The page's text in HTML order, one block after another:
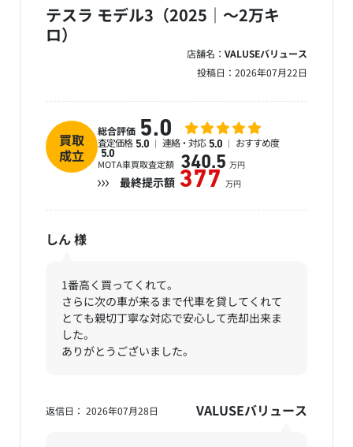
テスラ モデル3（2025｜～2万キ
ロ）
店舗名： VALUSEバリュース
投稿日： 2026年07月22日
買取
成立
総合評価 5.0
査定価格 5.0 連絡・対応 5.0 おすすめ度
5.0
MOTA車買取査定額 340.5 万円
最終提示額 377 万円
しん様
1番高く買ってくれて。
さらに次の車が来るまで代車を貸してくれて
とても親切丁寧な対応で安心して売却出来ま
した。
ありがとうございました。
VALUSEバリュース
返信日： 2026年07月28日